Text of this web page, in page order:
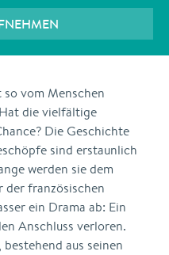
vom Menschen
die vielfältige
Die Geschichte
sind erstaunlich
werden sie dem
der französischen
ein Drama ab: Ein
Anschluss verloren.
aus seinen